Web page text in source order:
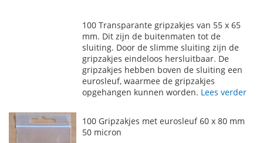
AAN
VERLANGLIJST
TE
VERGELIJKEN
100 Transparante gripzakjes van 55 x 65
mm. Dit zijn de buitenmaten tot de
sluiting. Door de slimme sluiting zijn de
gripzakjes eindeloos hersluitbaar. De
gripzakjes hebben boven de sluiting een
eurosleuf, waarmee de gripzakjes
opgehangen kunnen worden. Lees verder
100 Gripzakjes met eurosleuf 60 x 80 mm
50 micron